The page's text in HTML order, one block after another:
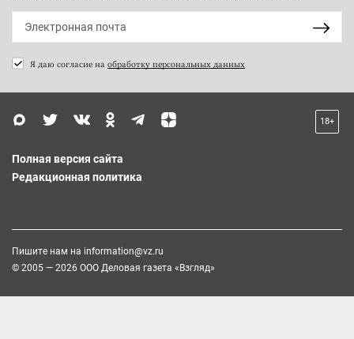
Я даю согласие на обработку персональных данных
18+
Полная версия сайта
Редакционная политика
Пишите нам на information@vz.ru
© 2005 — 2026 ООО Деловая газета «Взгляд»